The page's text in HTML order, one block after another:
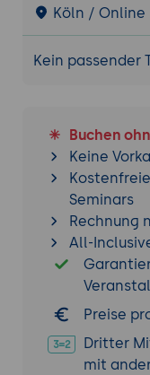
Integration
Integration
KVM/
Schritte
in
Kubernetes.
von
und Port-
VLANs und
VLANs zur
Köln / Online
Kein passender
Buchen
Keine
Seminars
Rechnung
All-
Preise
Dritter
mit